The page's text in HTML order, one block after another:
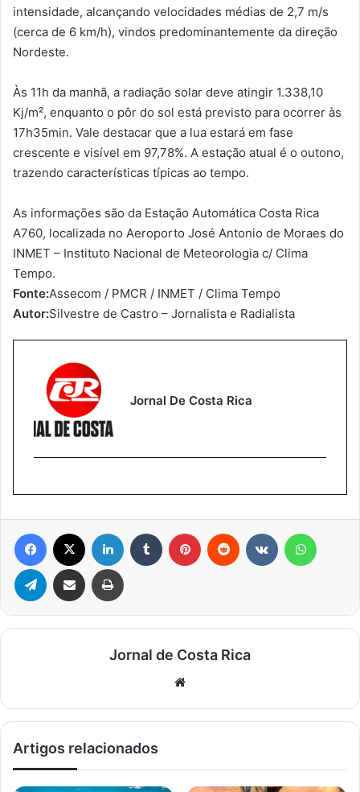
intensidade, alcançando velocidades médias de 2,7 m/s
(cerca de 6 km/h), vindos predominantemente da direção
Nordeste.
Às 11h da manhã, a radiação solar deve atingir 1.338,10
Kj/m², enquanto o pôr do sol está previsto para ocorrer às
17h35min. Vale destacar que a lua estará em fase
crescente e visível em 97,78%. A estação atual é o outono,
trazendo características típicas ao tempo.
As informações são da Estação Automática Costa Rica
A760, localizada no Aeroporto José Antonio de Moraes do
INMET – Instituto Nacional de Meteorologia c/ Clima
Tempo.
Fonte:Assecom / PMCR / INMET / Clima Tempo
Autor:Silvestre de Castro – Jornalista e Radialista
Jornal De Costa Rica
Facebook Linkedin Tumblr Pinterest Reddit
Telegram Compartilhar via e-mail Imprimir
Jornal de Costa Rica
Artigos relacionados